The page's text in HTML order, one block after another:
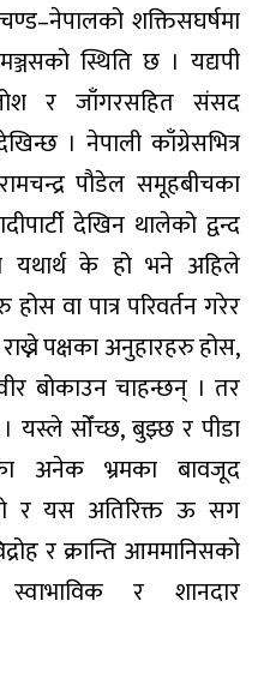
शक्तिसघर्षमा
स्थिति छ । यद्यपी
र जाँगरसहित संसद
। नेपाली काँग्रेसभित्र
पौडेल समूहबीचका
देखिन थालेको द्वन्द
यथार्थ के हो भने अहिले
वा पात्र परिवर्तन गरेर
पक्षका अनुहारहरु होस,
बोकाउन चाहन्छन् । तर
यस्ले सोँच्छ, बुझ्छ र पीडा
अनेक भ्रमका बावजूद
र यस अतिरिक्त ऊ सग
र क्रान्ति आममानिसको
र शानदार